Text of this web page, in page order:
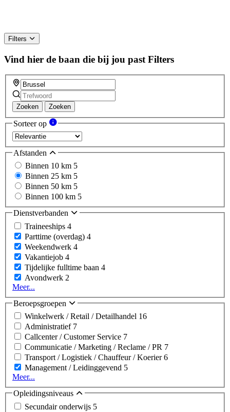
Filters
Vind hier de baan die bij jou past Filters
Zoeken Zoeken
Sorteer op
Afstanden
Binnen 10 km 5
Binnen 25 km 5
Binnen 50 km 5
Binnen 100 km 5
Dienstverbanden
Traineeships 4
Parttime (overdag) 4
Weekendwerk 4
Vakantiejob 4
Tijdelijke fulltime baan 4
Avondwerk 2
Meer...
Beroepsgroepen
Winkelwerk / Retail / Detailhandel 16
Administratief 7
Callcenter / Customer Service 7
Communicatie / Marketing / Reclame / PR 7
Transport / Logistiek / Chauffeur / Koerier6
Management / Leidinggevend 5
Meer...
Opleidingsniveaus
Secundair onderwijs 5